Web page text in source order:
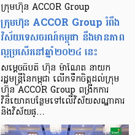
ក្រុមហ៊ុន ACCOR Group
ក្រុមហ៊ុន ACCOR Group រំពឹង
វិស័យទេសចរណ៍កម្ពុជា នឹងមានភាព
ល្អប្រសើរនៅឆ្នាំ២០២៤ នេះ
សម្ដេចធិបតី ហ៊ុន ម៉ាណែត នាយក
រដ្ឋមន្រ្តីនៃកម្ពុជា លើកទឹកចិត្តដល់ក្រុម
ហ៊ុន ACCOR Group ពង្រីកការ
វិនិយោគបន្ថែមទៅលើវិស័យសណ្ឋាគារ
និងវិស័យផ្…